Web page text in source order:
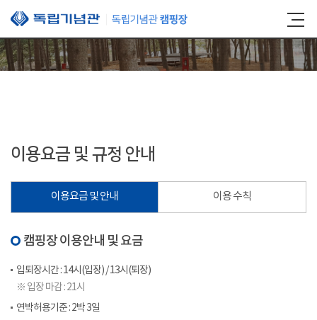
본문 바로가기
이용요금 및 규정 안내
이용요금 및 안내 이용 수칙
캠핑장 이용안내 및 요금
입퇴장시간 : 14시(입장) / 13시(퇴장)
※ 입장 마감 : 21시
연박허용기준 : 2박 3일